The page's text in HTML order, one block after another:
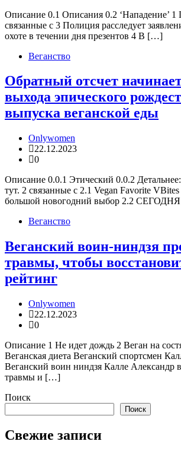
Описание 0.1 Описания 0.2 ‘Нападение’ 1
связанные с 3 Полиция расследует
охоте в течении дня презентов 4 В […]
Веганство
Обратный отсчет
выхода эпического
выпуска веганской еды
Onlywomen
22.12.2023
0
Описание 0.0.1 Этический 0.0.2
тут. 2 связанные с 2.1 Vegan Favorite VBites
большой новогодний выбор 2.2
Веганство
Веганский воин-ниндзя
травмы, чтобы
рейтинг
Onlywomen
22.12.2023
0
Описание 1 Не идет дождь 2 Веган на
Веганская диета Веганский спортсмен
Веганский воин ниндзя Калле Александр
травмы и […]
Поиск
Поиск
Свежие записи